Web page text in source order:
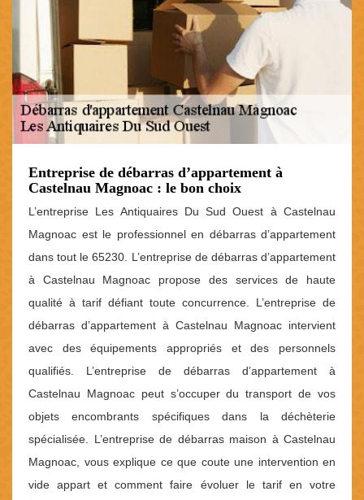
Entreprise de débarras d’appartement à
Castelnau Magnoac : le bon choix
L’entreprise Les Antiquaires Du Sud Ouest à Castelnau
Magnoac est le professionnel en débarras d’appartement
dans tout le 65230. L’entreprise de débarras d’appartement
à Castelnau Magnoac propose des services de haute
qualité à tarif défiant toute concurrence. L’entreprise de
débarras d’appartement à Castelnau Magnoac intervient
avec des équipements appropriés et des personnels
qualifiés. L’entreprise de débarras d’appartement à
Castelnau Magnoac peut s’occuper du transport de vos
objets encombrants spécifiques dans la déchèterie
spécialisée. L’entreprise de débarras maison à Castelnau
Magnoac, vous explique ce que coute une intervention en
vide appart et comment faire évoluer le tarif en votre